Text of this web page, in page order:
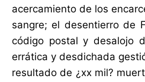
acercamiento de los
sangre; el desentierro de
código postal y desalojo
errática y desdichada
resultado de ¿xx mil?